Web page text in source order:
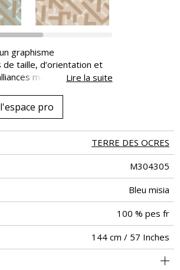
graphisme
taille, d’orientation et
mates et satinées
au mouvement Art
Lire la suite
pro
TERRE DES OCRES
M304305
Bleu misia
100 % pes fr
144 cm / 57 Inches
<3%
Raccord droit
40000
cycles (Martindale) et/ou >30,000
20000
De large
540
Italie
36 cm / 14 Inches
54 cm / 21 Inches